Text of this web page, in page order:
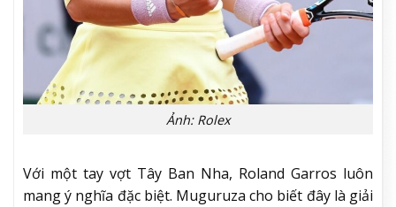
Ảnh: Rolex
Với một tay vợt Tây Ban Nha, Roland Garros luôn
mang ý nghĩa đặc biệt. Muguruza cho biết đây là giải